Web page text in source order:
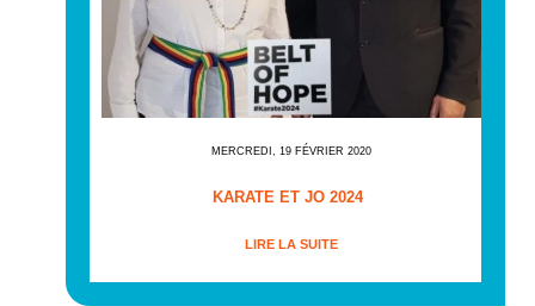
MERCREDI, 19 FÉVRIER 2020
KARATE ET JO 2024
LIRE LA SUITE